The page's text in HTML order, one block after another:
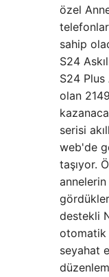
özel
sahip
S24
S24 Plus
olan
serisi
web'de
taşıyor.
destekli
otomatik
seyahat